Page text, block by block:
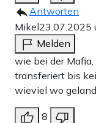
Antworten
Mikel23.07.2025
Melden
wie bei der
transferiert bis
wieviel wo
8